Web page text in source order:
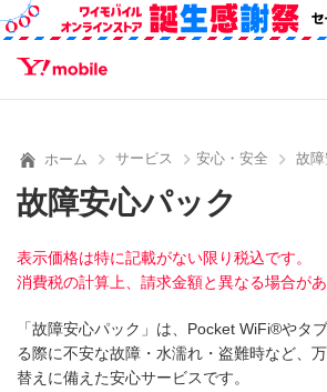
SEARCH
ホーム サービス 安心・安全 故
故障安心パック
表示価格は特に記載がない限り税込です。
消費税の計算上、請求金額と異なる場合があ
「故障安心パック」は、Pocket WiFi®やタ
る際に不安な故障・水濡れ・盗難時など、
替えに備えた安心サービスです。